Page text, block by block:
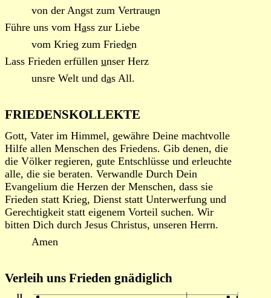
von der Angst zum Vertrauen
Führe uns vom Hass zur Liebe
vom Krieg zum Frieden
Lass Frieden erfüllen unser Herz
unsre Welt und das All.
FRIEDENSKOLLEKTE
Gott, Vater im Himmel, gewähre Deine machtvolle
Hilfe allen Menschen des Friedens. Gib denen, die
die Völker regieren, gute Entschlüsse und erleuchte
alle, die sie beraten. Verwandle Durch Dein
Evangelium die Herzen der Menschen, dass sie
Frieden statt Krieg, Dienst statt Unterwerfung und
Gerechtigkeit statt eigenem Vorteil suchen. Wir
bitten Dich durch Jesus Christus, unseren Herrn.
Amen
Verleih uns Frieden gnädiglich